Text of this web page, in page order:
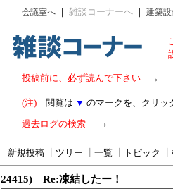
｜ 会議室へ ｜ 雑談コーナーへ ｜ 建築
投稿前に、必ず読んで下さい →
(注) 閲覧は ▼ のマークを、クリッ
過去ログの検索 →
新規投稿 ツリー 一覧 トピック
24415) Re:凍結したー！